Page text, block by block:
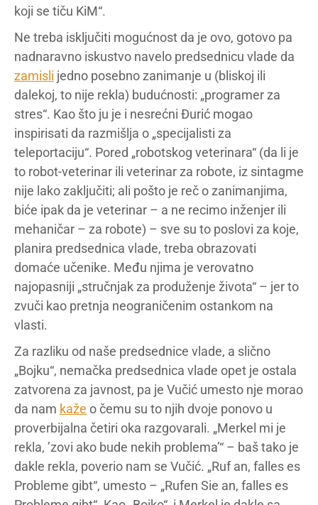
koji se tiču KiM“.
Ne treba isključiti mogućnost da je ovo, gotovo pa
nadnaravno iskustvo navelo predsednicu vlade da
zamisli jedno posebno zanimanje u (bliskoj ili
dalekoj, to nije rekla) budućnosti: „programer za
stres“. Kao što ju je i nesrećni Đurić mogao
inspirisati da razmišlja o „specijalisti za
teleportaciju“. Pored „robotskog veterinara“ (da li je
to robot-veterinar ili veterinar za robote, iz sintagme
nije lako zaključiti; ali pošto je reč o zanimanjima,
biće ipak da je veterinar – a ne recimo inženjer ili
mehaničar – za robote) – sve su to poslovi za koje,
planira predsednica vlade, treba obrazovati
domaće učenike. Među njima je verovatno
najopasniji „stručnjak za produženje života“ – jer to
zvuči kao pretnja neograničenim ostankom na
vlasti.
Za razliku od naše predsednice vlade, a slično
„Bojku“, nemačka predsednica vlade opet je ostala
zatvorena za javnost, pa je Vučić umesto nje morao
da nam kaže o čemu su to njih dvoje ponovo u
proverbijalna četiri oka razgovarali. „Merkel mi je
rekla, ’zovi ako bude nekih problema’“ – baš tako je
dakle rekla, poverio nam se Vučić. „Ruf an, falles es
Probleme gibt“, umesto – „Rufen Sie an, falles es